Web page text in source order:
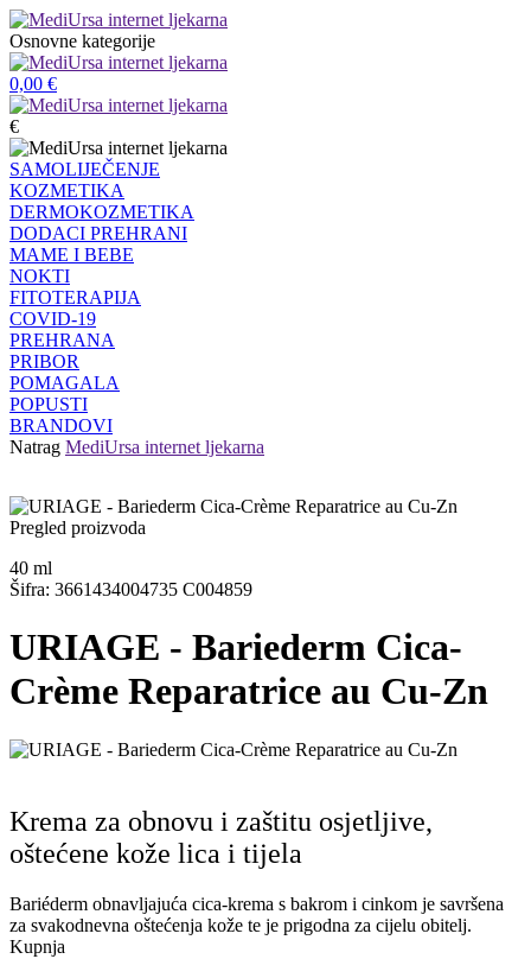
Osnovne kategorije
0,00 €
€
SAMOLIJEČENJE
KOZMETIKA
DERMOKOZMETIKA
DODACI PREHRANI
MAME I BEBE
NOKTI
FITOTERAPIJA
COVID-19
PREHRANA
PRIBOR
POMAGALA
POPUSTI
BRANDOVI
Natrag MediUrsa internet ljekarna
Pregled proizvoda
40 ml
Šifra: 3661434004735 C004859
URIAGE - Bariederm Cica-
Crème Reparatrice au Cu-Zn
Krema za obnovu i zaštitu osjetljive,
oštećene kože lica i tijela
Bariéderm obnavljajuća cica-krema s bakrom i cinkom je savršena
za svakodnevna oštećenja kože te je prigodna za cijelu obitelj.
Kupnja